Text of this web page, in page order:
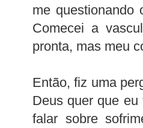
me questionando
Comecei a
pronta, mas meu
Então, fiz uma
Deus quer que
falar sobre